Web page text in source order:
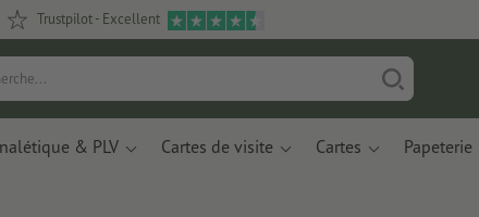
Trustpilot - Excellent
& PLV Cartes de visite Cartes Papeterie